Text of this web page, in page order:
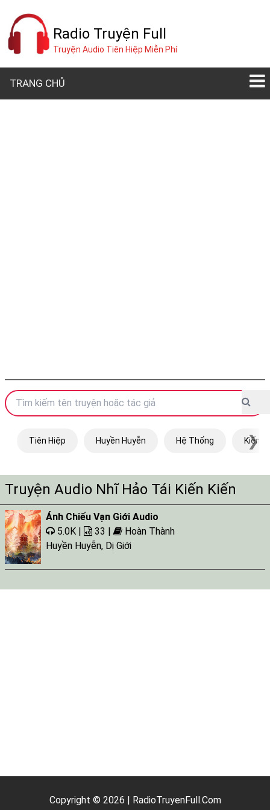
Radio Truyện Full
Truyện Audio Tiên Hiệp Miễn Phí
TRANG CHỦ
Tiên Hiệp Huyền Huyễn Hệ Thống Kiếm
❯
Truyện Audio Nhĩ Hảo Tái Kiến Kiến
Ánh Chiếu Vạn Giới Audio
5.0K |
33 |
Hoàn Thành
Huyền Huyễn, Dị Giới
Copyright © 2026 | RadioTruyenFull.Com